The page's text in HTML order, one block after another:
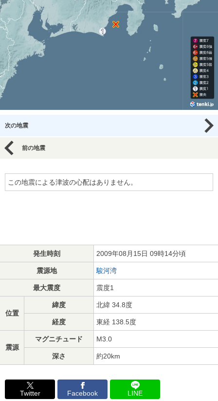
次の地震
前の地震
この地震による津波の心配はありません。
発生時刻 2009年08月15日 09時14分頃
震源地 駿河湾
最大震度 震度1
位置
緯度 北緯 34.8度
経度 東経 138.5度
震源
マグニチュード M3.0
深さ 約20km
Twitter Facebook LINE